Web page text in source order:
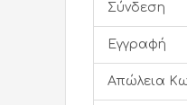
Σύνδεση
Εγγραφή
Απώλεια